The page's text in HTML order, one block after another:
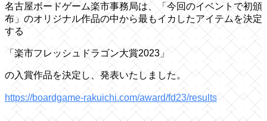
名古屋ボードゲーム楽市事務局は、「今回のイベントで初頒
布」のオリジナル作品の中から最もイカしたアイテムを決定
する
「楽市フレッシュドラゴン大賞2023」
の入賞作品を決定し、発表いたしました。
https://boardgame-rakuichi.com/award/fd23/results